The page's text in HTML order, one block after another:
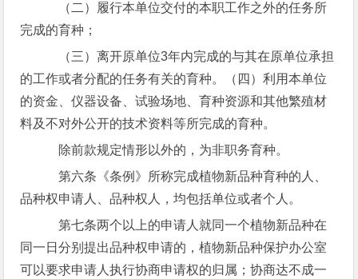
（二）履行本单位交付的本职工作之外的任务所
完成的育种；
（三）离开原单位3年内完成的与其在原单位承担
的工作或者分配的任务有关的育种。（四）利用本单位
的资金、仪器设备、试验场地、育种资源和其他繁殖材
料及不对外公开的技术资料等所完成的育种。
除前款规定情形以外的，为非职务育种。
第六条《条例》所称完成植物新品种育种的人、
品种权申请人、品种权人，均包括单位或者个人。
第七条两个以上的申请人就同一个植物新品种在
同一日分别提出品种权申请的，植物新品种保护办公室
可以要求申请人执行协商申请权的归属；协商达不成一